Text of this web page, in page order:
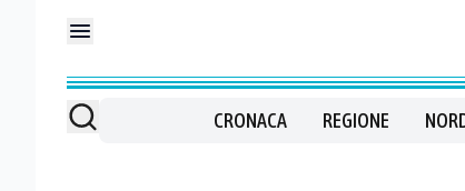
CRONACA REGIONE